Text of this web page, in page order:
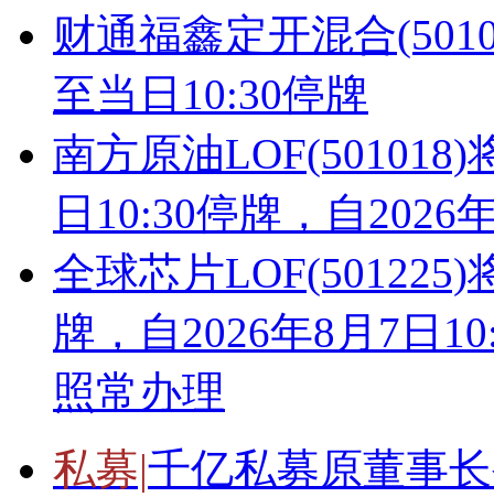
财通福鑫定开混合
至当日10:30停牌
南方原油LOF(501018)
日10:30停牌，自2026
全球芯片LOF(501225)
牌，自2026年8月7日
照常办理
私募|千亿私募原董事